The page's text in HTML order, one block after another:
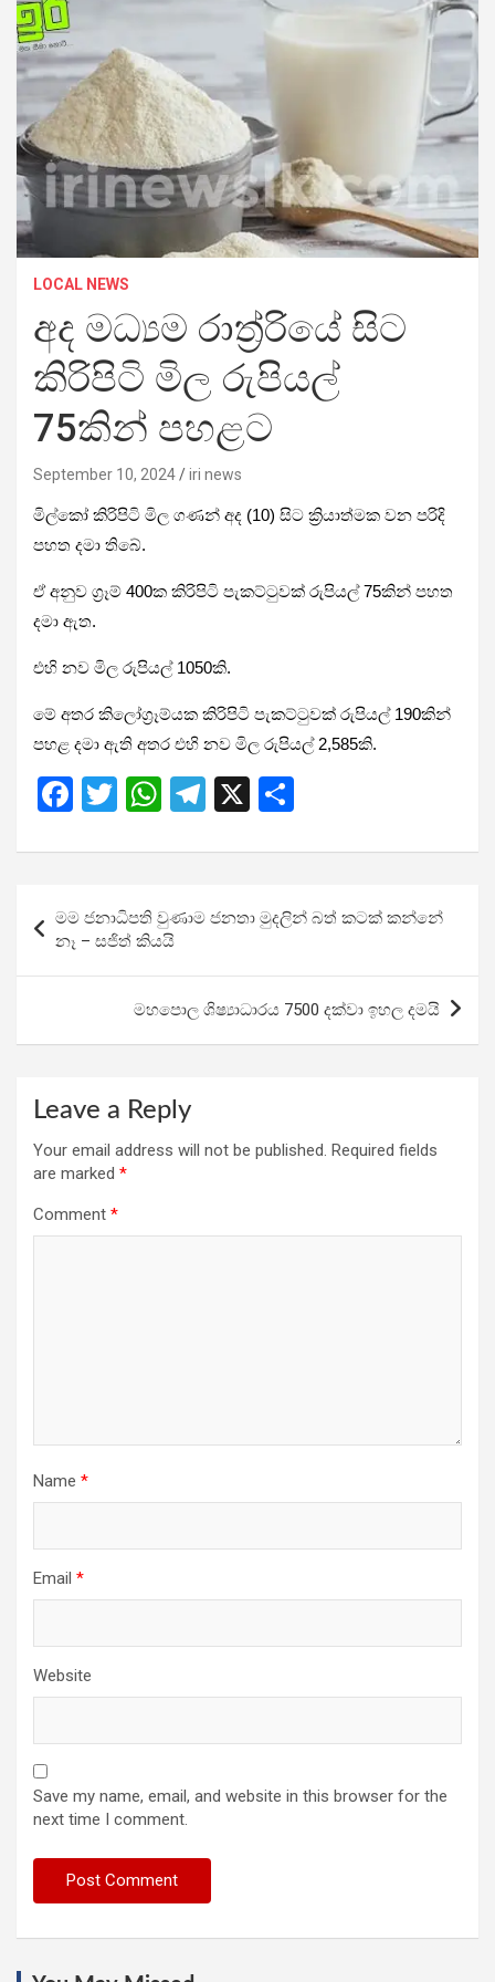
LOCAL NEWS
අද මධ්‍යම රාත්‍ර්‍රියේ සිට
කිරිපිටි මිල රුපියල්
75කින් පහළට
September 10, 2024 iri news
මිල්කෝ කිරිපිටි මිල ගණන් අද (10) සිට ක්‍රියාත්මක වන පරිදි
පහත දමා තිබේ.
ඒ අනුව ග්‍රෑම් 400ක කිරිපිටි පැකට්ටුවක් රුපියල් 75කින් පහත
දමා ඇත.
එහි නව මිල රුපියල් 1050කි.
මේ අතර කිලෝග්‍රෑම්යක කිරිපිටි පැකට්ටුවක් රුපියල් 190කින්
පහළ දමා ඇති අතර එහි නව මිල රුපියල් 2,585කි.
F
ce
b
o
o
T
tt
er
W
at
s
A
p
p
T
e
gr
a
m
X
ar
e
navigation
මම ජනාධිපති වුණාම ජනතා මුදලින් බත් කටක් කන්නේ
නෑ – සජිත් කියයි
මහපොල ශිෂ්‍යාධාරය 7500 දක්වා ඉහල දමයි
Leave a Reply
Your email address will not be published. Required fields
are marked *
Comment *
Name *
Email *
Website
Save my name, email, and website in this browser for the
next time I comment.